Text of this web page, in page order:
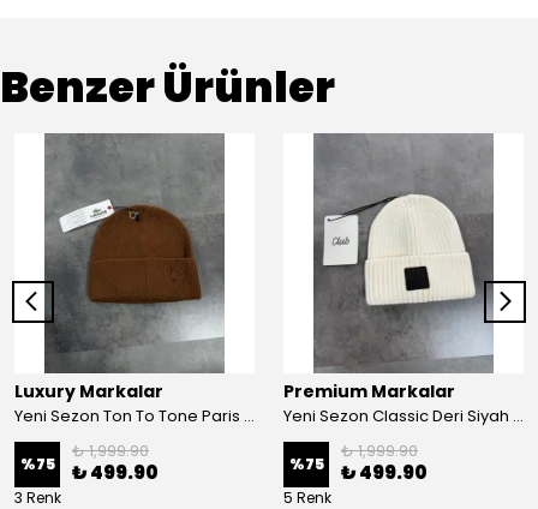
Benzer Ürünler
Luxury Markalar
Yeni Sezon Ton To Tone Paris Bere
%75
₺ 1,999.90
₺ 499.90
3 Renk
Premium Markalar
Yeni Sezon Classic Deri Siyah Logo Bere
%75
₺ 1,999.90
₺ 499.90
5 Renk